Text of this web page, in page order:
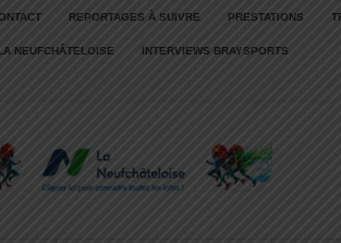
REPORTAGES À SUIVRE PRESTATIONS
NEUFCHÂTELOISE INTERVIEWS BRAYSPORTS